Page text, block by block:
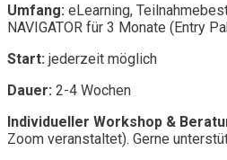
Umfang: eLearning,
NAVIGATOR für 3 Monate (Entry
Start: jederzeit möglich
Dauer: 2-4 Wochen
Individueller Workshop &
Zoom veranstaltet). Gerne